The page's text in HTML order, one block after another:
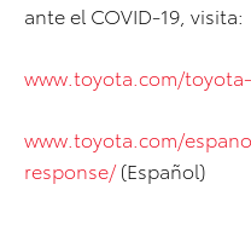
ante el COVID-19, visita:
www.toyota.com/
www.toyota.com/
response/(Español)